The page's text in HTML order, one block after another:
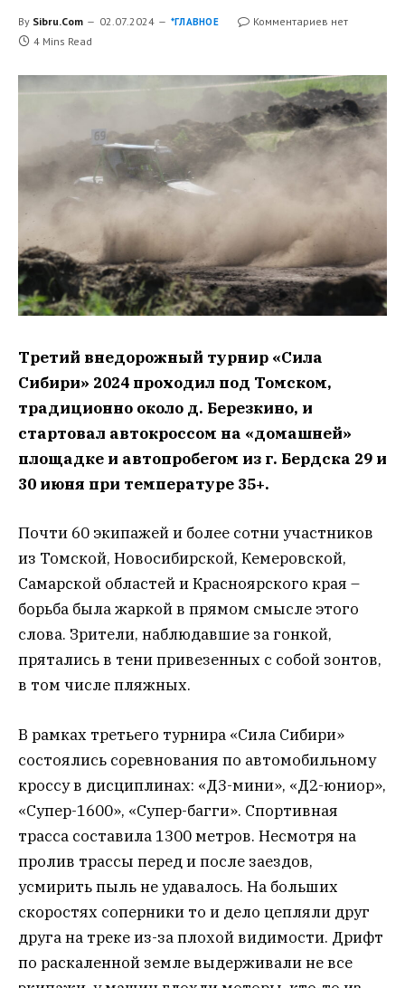
By Sibru.Com 02.07.2024 *ГЛАВНОЕ
Комментариев нет
4 Mins Read
Третий внедорожный турнир «Сила
Сибири» 2024 проходил под Томском,
традиционно около д. Березкино, и
стартовал автокроссом на «домашней»
площадке и автопробегом из г. Бердска 29 и
30 июня при температуре 35+.
Почти 60 экипажей и более сотни участников
из Томской, Новосибирской, Кемеровской,
Самарской областей и Красноярского края –
борьба была жаркой в прямом смысле этого
слова. Зрители, наблюдавшие за гонкой,
прятались в тени привезенных с собой зонтов,
в том числе пляжных.
В рамках третьего турнира «Сила Сибири»
состоялись соревнования по автомобильному
кроссу в дисциплинах: «Д3-мини», «Д2-юниор»,
«Супер-1600», «Супер-багги». Спортивная
трасса составила 1300 метров. Несмотря на
пролив трассы перед и после заездов,
усмирить пыль не удавалось. На больших
скоростях соперники то и дело цепляли друг
друга на треке из-за плохой видимости. Дрифт
по раскаленной земле выдерживали не все